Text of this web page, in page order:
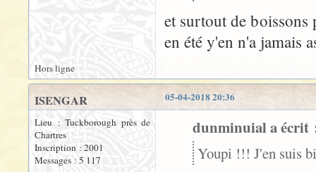
et surtout de
en été y'en n'a jamais
Hors ligne
05-04-2018 20:36
ISENGAR
Lieu : Tuckborough près de
Chartres
Inscription : 2001
Messages : 5 117
dunminuial a écrit
Youpi !!! J'en suis